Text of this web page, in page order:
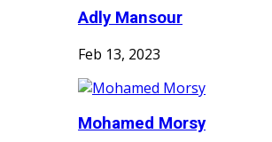
Adly Mansour
Feb 13, 2023
Mohamed Morsy